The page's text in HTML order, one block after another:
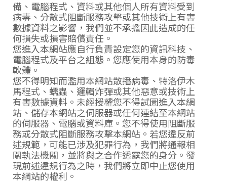
備、電腦程式、資料或其他個人所有資料受到
病毒、分散式阻斷服務攻擊或其他技術上有害
數據資料之影響，我們並不承擔因此造成的任
何損失或損害賠償責任。
您進入本網站應自行負責設定您的資訊科技、
電腦程式及平台之組態。您應使用本身的防毒
軟體。
您不得明知而濫用本網站散播病毒、特洛伊木
馬程式、蠕蟲、邏輯炸彈或其他惡意或技術上
有害數據資料。未經授權您不得試圖進入本網
站、儲存本網站之伺服器或任何連結至本網站
的伺服器、電腦或資料庫。您不得使用阻斷服
務或分散式阻斷服務攻擊本網站。若您違反前
述規範，可能已涉及犯罪行為，我們將通報相
關執法機關，並將與之合作透露您的身分。發
現前述違規行為之時，我們將立即中止您使用
本網站的權利。